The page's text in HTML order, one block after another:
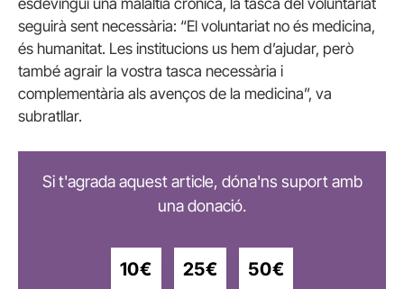
esdevingui una malaltia crònica, la tasca del voluntariat
seguirà sent necessària: “El voluntariat no és medicina,
és humanitat. Les institucions us hem d’ajudar, però
també agrair la vostra tasca necessària i
complementària als avenços de la medicina”, va
subratllar.
Si t'agrada aquest article, dóna'ns suport amb
una donació.
10€ 25€ 50€